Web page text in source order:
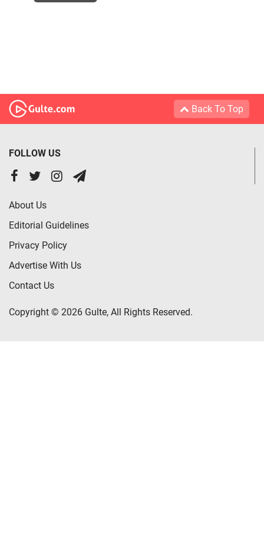
Back To Top
FOLLOW US
About Us
Editorial Guidelines
Privacy Policy
Advertise With Us
Contact Us
Copyright © 2026 Gulte, All Rights Reserved.